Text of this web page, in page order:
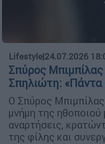
Lifestyle|24.07.2026
Σπύρος
Σπηλιώτη:
Ο Σπύρος
μνήμη της
αναρτήσεις,
της φίλης και